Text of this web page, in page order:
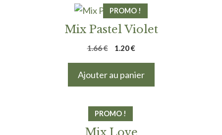
PROMO !
Mix Pastel Violet
1.66€
Le
1.20€Le
actuel
Ajouter au panier
PROMO !
Mix Love